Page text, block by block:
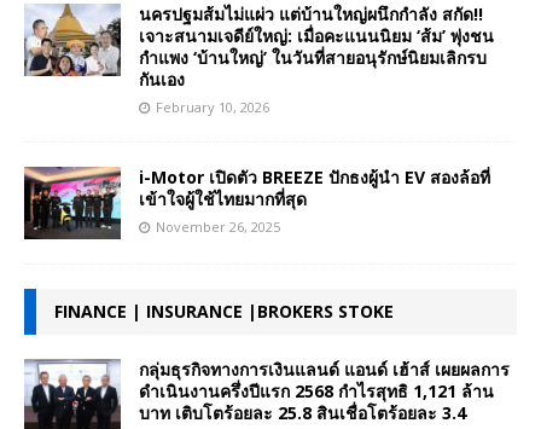
นครปฐมส้มไม่แผ่ว แต่บ้านใหญ่ผนึกกำลัง สกัด!!
เจาะสนามเจดีย์ใหญ่: เมื่อคะแนนนิยม ‘ส้ม’ พุ่งชน
กำแพง ‘บ้านใหญ่’ ในวันที่สายอนุรักษ์นิยมเลิกรบ
กันเอง
February 10, 2026
i-Motor เปิดตัว BREEZE ปักธงผู้นำ EV สองล้อที่
เข้าใจผู้ใช้ไทยมากที่สุด
November 26, 2025
FINANCE | INSURANCE |BROKERS STOKE
กลุ่มธุรกิจทางการเงินแลนด์ แอนด์ เฮ้าส์ เผยผลการ
ดำเนินงานครึ่งปีแรก 2568 กำไรสุทธิ 1,121 ล้าน
บาท เติบโตร้อยละ 25.8 สินเชื่อโตร้อยละ 3.4